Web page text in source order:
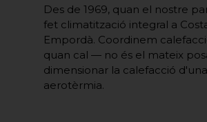
Des de 1969, quan el nostre
fet climatització integral a
Empordà. Coordinem
quan cal — no és el mateix
dimensionar la calefacció
aerotèrmia.